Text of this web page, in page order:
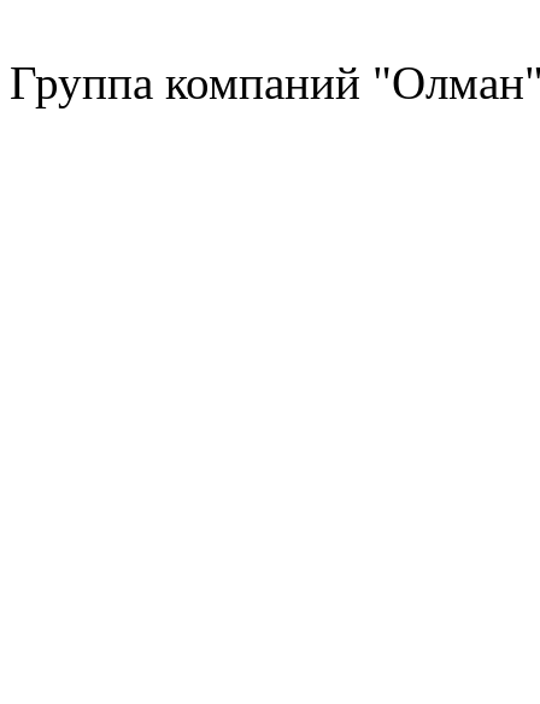
Группа компаний